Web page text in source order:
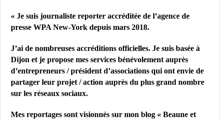
« Je suis journaliste reporter accréditée de l’agence de
presse WPA New-York depuis mars 2018.
J’ai de nombreuses accréditions officielles. Je suis basée à
Dijon et je propose mes services bénévolement auprès
d’entrepreneurs / président d’associations qui ont envie de
partager leur projet / action auprès du plus grand nombre
sur les réseaux sociaux.
Mes reportages sont visionnés sur mon blog « Beaune et